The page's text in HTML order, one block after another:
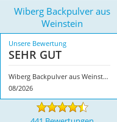
Wiberg Backpulver aus
Weinstein
Unsere Bewertung
SEHR GUT
Wiberg Backpulver aus Weinstein
08/2026